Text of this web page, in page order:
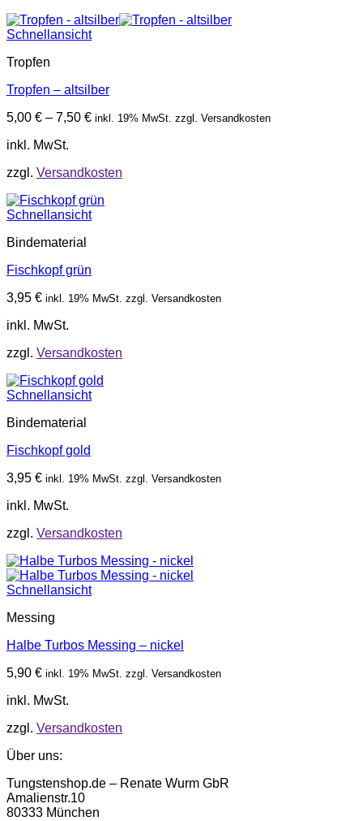
Schnellansicht
Tropfen
Tropfen – altsilber
5,00 € – 7,50 € inkl. 19% MwSt. zzgl. Versandkosten
inkl. MwSt.
zzgl. Versandkosten
Schnellansicht
Bindematerial
Fischkopf grün
3,95 € inkl. 19% MwSt. zzgl. Versandkosten
inkl. MwSt.
zzgl. Versandkosten
Schnellansicht
Bindematerial
Fischkopf gold
3,95 € inkl. 19% MwSt. zzgl. Versandkosten
inkl. MwSt.
zzgl. Versandkosten
Schnellansicht
Messing
Halbe Turbos Messing – nickel
5,90 € inkl. 19% MwSt. zzgl. Versandkosten
inkl. MwSt.
zzgl. Versandkosten
Über uns:
Tungstenshop.de – Renate Wurm GbR
Amalienstr.10
80333 München